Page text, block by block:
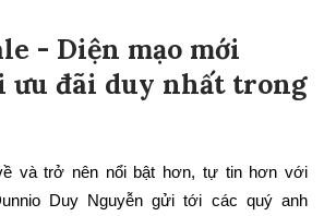
- Diện mạo mới
ưu đãi duy nhất trong
và trở nên nổi bật hơn, tự tin hơn với
Duy Nguyễn gửi tới các quý anh